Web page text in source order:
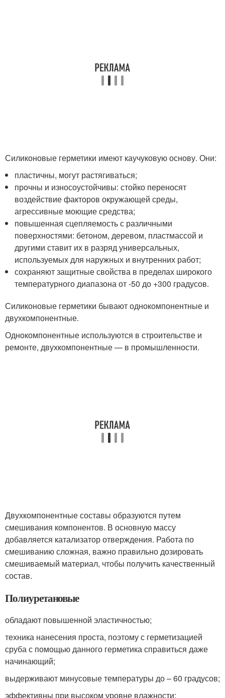
Силиконовые герметики имеют каучуковую основу. Они:
пластичны, могут растягиваться;
прочны и износоустойчивы: стойко переносят
воздействие факторов окружающей среды,
агрессивные моющие средства;
повышенная сцепляемость с различными
поверхностями: бетоном, деревом, пластмассой и
другими ставит их в разряд универсальных,
используемых для наружных и внутренних работ;
сохраняют защитные свойства в пределах широкого
температурного диапазона от -50 до +300 градусов.
Силиконовые герметики бывают однокомпонентные и
двухкомпонентные.
Однокомпонентные используются в строительстве и
ремонте, двухкомпонентные — в промышленности.
Двухкомпонентные составы образуются путем
смешивания компонентов. В основную массу
добавляется катализатор отверждения. Работа по
смешиванию сложная, важно правильно дозировать
смешиваемый материал, чтобы получить качественный
состав.
Полиуретановые
обладают повышенной эластичностью;
техника нанесения проста, поэтому с герметизацией
сруба с помощью данного герметика справиться даже
начинающий;
выдерживают минусовые температуры до – 60 градусов;
эффективны при высоком уровне влажности;